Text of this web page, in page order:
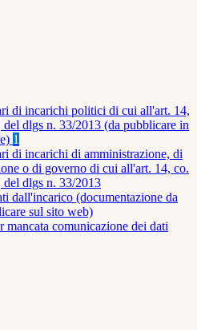
di incarichi politici di cui all'art. 14,
del dlgs n. 33/2013 (da pubblicare in
1
di incarichi di amministrazione, di
o di governo di cui all'art. 14, co.
del dlgs n. 33/2013
dall'incarico (documentazione da
sul sito web)
mancata comunicazione dei dati